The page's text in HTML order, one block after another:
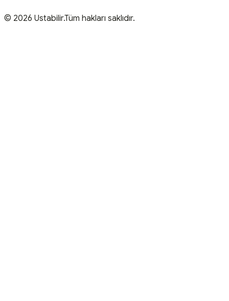
© 2026 Ustabilir.Tüm hakları saklıdır.